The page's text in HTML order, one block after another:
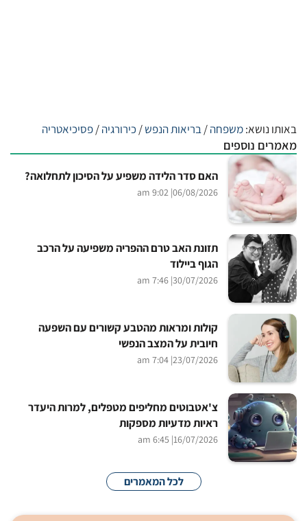
באותו נושא:משפחה/בריאות הנפש/ כירורגיה/פסיכיאטריה
מאמרים נוספים
האם סדר הלידה משפיע על הסיכון לתחלואה?
06/08/2026
| 9:02 am
תזונת האב טרם ההפריה משפיעה על הרכב
הגוף ביילוד
30/07/2026
| 7:46 am
קולות ומראות מהטבע קשורים עם השפעה
חיובית על המצב הנפשי
23/07/2026
| 7:04 am
צ'אטבוטים מחליפים מטפלים, למרות היעדר
ראיות מדעיות מספקות
16/07/2026
| 6:45 am
לכל המאמרים